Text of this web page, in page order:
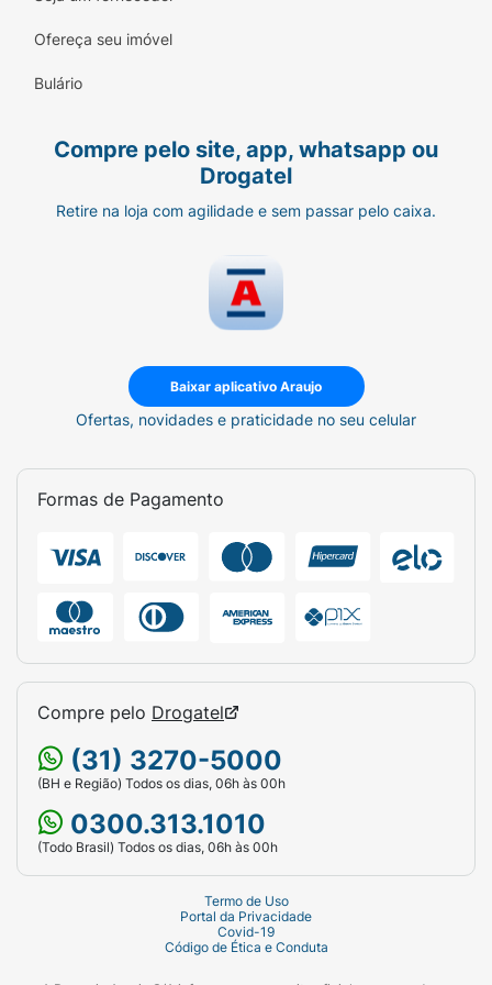
Extract (Extrato de folha de Aloe
Barbadensis), Parfum (Fragrância), DMDM
Hydantoin (DMDM Hidantoína),
Glycol (Propileno Glicol), Tocopheryl Acetate
(Acetato de Tocoferol), Disodium EDTA
(EDTA Dissódico)
Ofereça seu imóvel
Bulário
Compre pelo site, app, whatsapp ou
Drogatel
Retire na loja com agilidade e sem passar pelo caixa.
Baixar aplicativo Araujo
Ofertas, novidades e praticidade no seu celular
Formas de Pagamento
Compre pelo Drogatel
(31) 3270-5000
(BH e Região) Todos os dias, 06h às 00h
0300.313.1010
(Todo Brasil) Todos os dias, 06h às 00h
Termo de Uso
Portal da Privacidade
Covid-19
Código de Ética e Conduta